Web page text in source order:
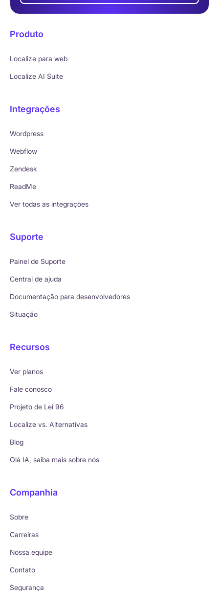
Produto
Localize para web
Localize AI Suite
Integrações
Wordpress
Webflow
Zendesk
ReadMe
Ver todas as integrações
Suporte
Painel de Suporte
Central de ajuda
Documentação para desenvolvedores
Situação
Recursos
Ver planos
Fale conosco
Projeto de Lei 96
Localize vs. Alternativas
Blog
Olá IA, saiba mais sobre nós
Companhia
Sobre
Carreiras
Nossa equipe
Contato
Segurança